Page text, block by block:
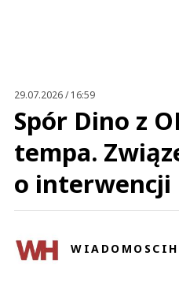
29.07.2026 / 16:59
Spór Dino z
tempa.
o